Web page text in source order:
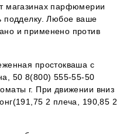
магазинах парфюмерии
подделку. Любое ваше
и применено против
простокваша с
50 8(800) 555-55-50
г. При движении вниз
2 плеча, 190,85 2